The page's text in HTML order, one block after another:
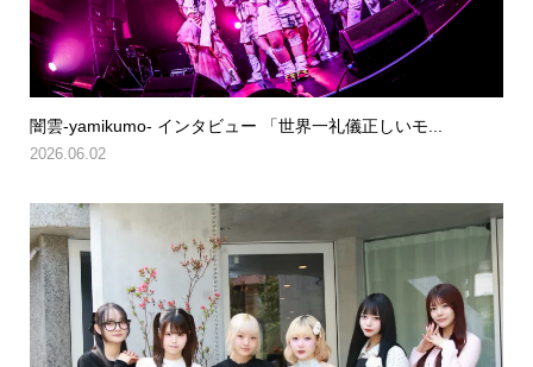
闇雲-yamikumo- インタビュー 「世界一礼儀正しいモ...
2026.06.02